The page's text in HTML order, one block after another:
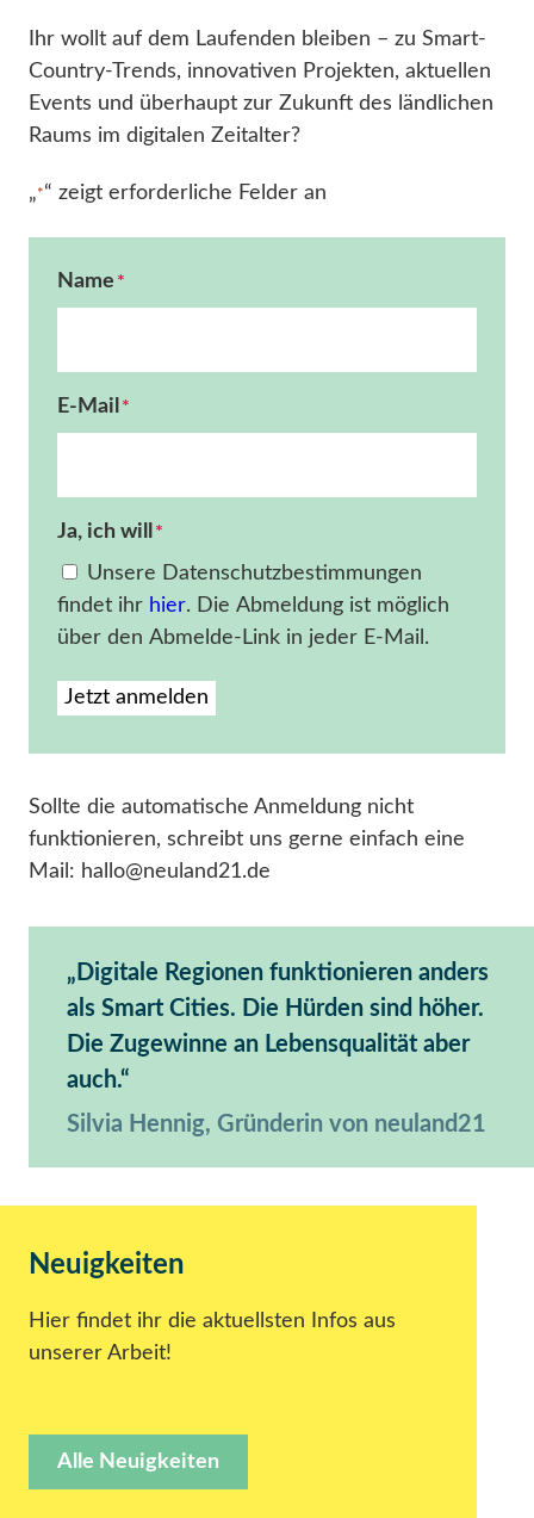
Ihr wollt auf dem Laufenden bleiben – zu Smart-
Country-Trends, innovativen Projekten, aktuellen
Events und überhaupt zur Zukunft des ländlichen
Raums im digitalen Zeitalter?
„*“ zeigt erforderliche Felder an
Name *
E-Mail *
Ja, ich will *
Unsere Datenschutzbestimmungen
findet ihr hier. Die Abmeldung ist möglich
über den Abmelde-Link in jeder E-Mail.
Jetzt anmelden
Sollte die automatische Anmeldung nicht
funktionieren, schreibt uns gerne einfach eine
Mail: hallo@neuland21.de
Digitale Regionen funktionieren anders
als Smart Cities. Die Hürden sind höher.
Die Zugewinne an Lebensqualität aber
auch.
Silvia Hennig, Gründerin von neuland21
Neuigkeiten
Hier findet ihr die aktuellsten Infos aus
unserer Arbeit!
Alle Neuigkeiten